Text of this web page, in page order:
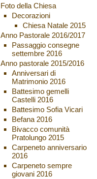
Foto della Chiesa
Decorazioni
Chiesa Natale 2015
Anno Pastorale 2016/2017
Passaggio consegne
settembre 2016
Anno pastorale 2015/2016
Anniversari di
Matrimonio 2016
Battesimo gemelli
Castelli 2016
Battesimo Sofia Vicari
Befana 2016
Bivacco comunità
Pratolungo 2015
Carpeneto anniversario
2016
Carpeneto sempre
giovani 2016